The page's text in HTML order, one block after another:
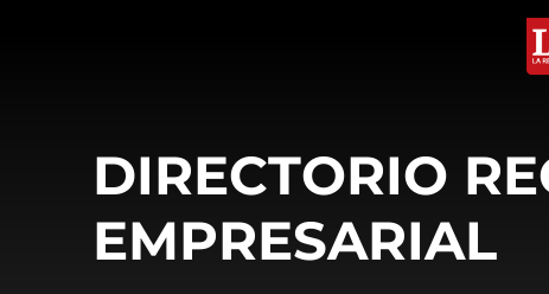
DIRECTORIO
EMPRESARIAL